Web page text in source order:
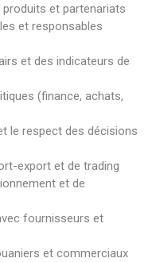
et partenariats
et responsables
et des indicateurs de
(finance, achats,
le respect des décisions
export et de trading
et de
fournisseurs et
et commerciaux